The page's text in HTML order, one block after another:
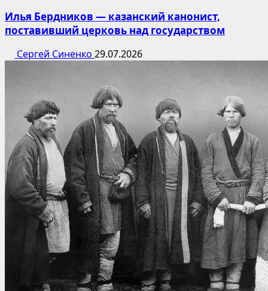
Илья Бердников — казанский канонист,
поставивший церковь над государством
Сергей Синенко 29.07.2026